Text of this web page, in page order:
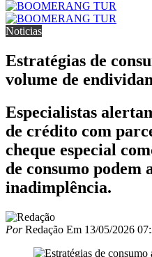
Noticias
Estratégias de
volume de
Especialistas
de crédito com
cheque especial
de consumo podem
inadimplência.
PorRedação Em 13/05/2026